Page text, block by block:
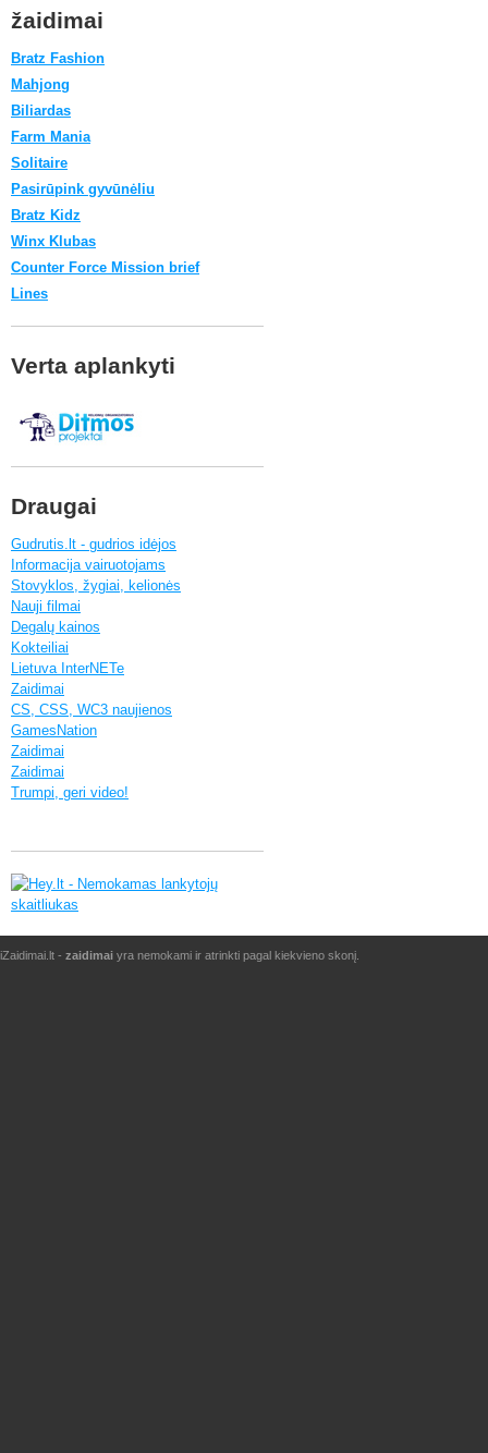
žaidimai
Bratz Fashion
Mahjong
Biliardas
Farm Mania
Solitaire
Pasirūpink gyvūnėliu
Bratz Kidz
Winx Klubas
Counter Force Mission brief
Lines
Verta aplankyti
Draugai
Gudrutis.lt - gudrios idėjos
Informacija vairuotojams
Stovyklos, žygiai, kelionės
Nauji filmai
Degalų kainos
Kokteiliai
Lietuva InterNETe
Zaidimai
CS, CSS, WC3 naujienos
GamesNation
Zaidimai
Zaidimai
Trumpi, geri video!
iZaidimai.lt - zaidimai yra nemokami ir atrinkti pagal kiekvieno skonį.